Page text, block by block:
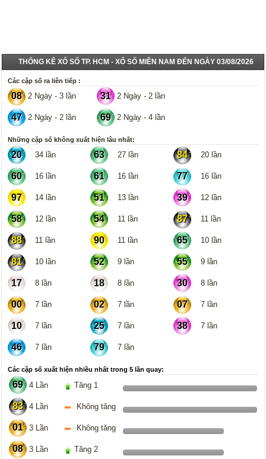
THỐNG KÊ XỔ SỐ TP. HCM - XỔ SỐ MIỀN NAM ĐẾN NGÀY 03/08/2026
Các cặp số ra liên tiếp :
08 2 Ngày - 3 lần 31 2 Ngày - 2 lần
47 2 Ngày - 2 lần 69 2 Ngày - 4 lần
Những cặp số không xuất hiện lâu nhất:
20 34 lần 63 27 lần 84 20 lần
60 16 lần 61 16 lần 77 16 lần
97 14 lần 51 13 lần 39 12 lần
58 12 lần 54 11 lần 87 11 lần
88 11 lần 90 11 lần 65 10 lần
81 10 lần 52 9 lần 55 9 lần
17 8 lần 18 8 lần 30 8 lần
00 7 lần 02 7 lần 07 7 lần
10 7 lần 25 7 lần 38 7 lần
46 7 lần 79 7 lần
Các cặp số xuất hiện nhiều nhất trong 5 lần quay:
69 4 Lần Tăng 1
83 4 Lần Không tăng
01 3 Lần Không tăng
08 3 Lần Tăng 2